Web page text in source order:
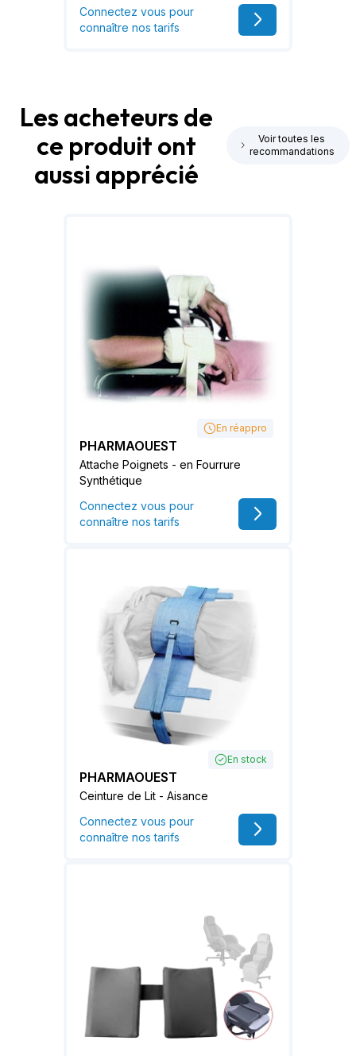
Connectez vous pour
connaître nos tarifs
Les acheteurs de
ce produit ont
aussi apprécié
Voir toutes les
recommandations
En réappro
PHARMAOUEST
Attache Poignets - en Fourrure
Synthétique
Connectez vous pour
connaître nos tarifs
En stock
PHARMAOUEST
Ceinture de Lit - Aisance
Connectez vous pour
connaître nos tarifs